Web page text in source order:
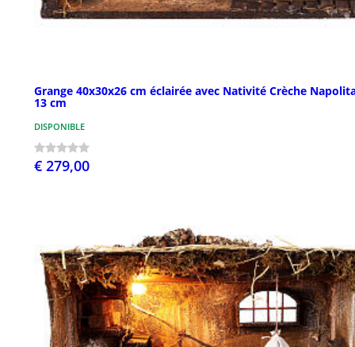
Grange 40x30x26 cm éclairée avec Nativité Crèche
13 cm
DISPONIBLE
€ 279,00